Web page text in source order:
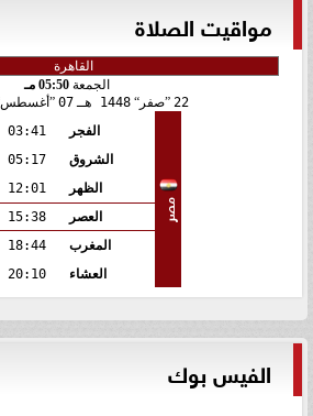
مواقيت الصلاة
الجمعة 05:50 مـ
22
صفر 1448 هـ 07 أغسطس
مصر
الفجر
03:41
الشروق
05:17
الظهر
12:01
العصر
15:38
المغرب
18:44
العشاء
20:10
الفيس بوك